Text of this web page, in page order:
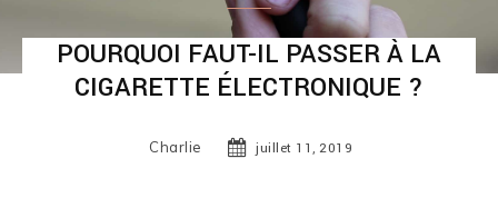
POURQUOI FAUT-IL PASSER À LA
CIGARETTE ÉLECTRONIQUE ?
Charlie juillet 11, 2019